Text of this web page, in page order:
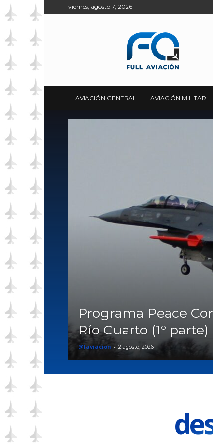
viernes, agosto 7, 2026
AVIACIÓN GENERAL AVIACIÓN MILITAR
Programa Peace
Río Cuarto (1° parte)
@faviacion - 2 agosto, 2026